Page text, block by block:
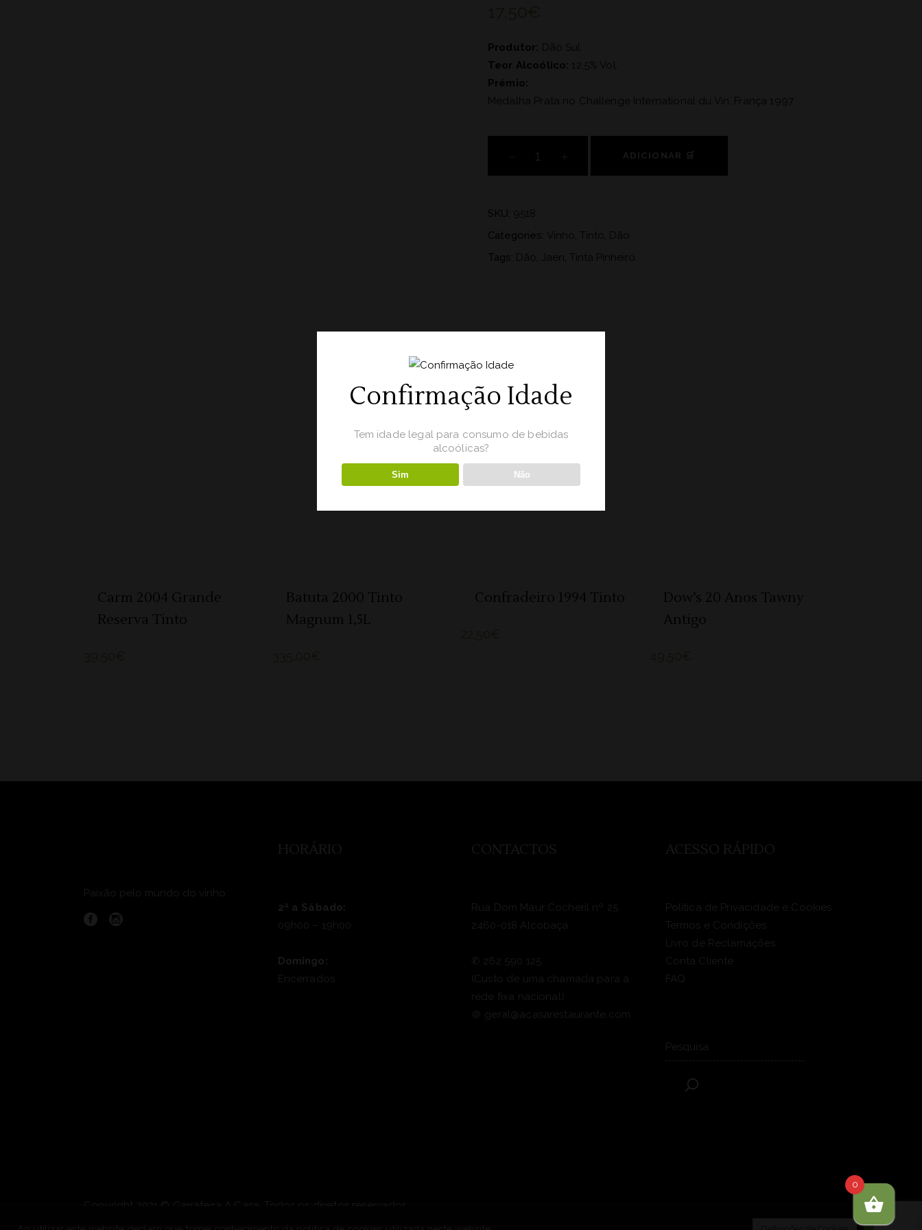
Produtor: Dão Sul
Teor Alcoólico: 12,5% Vol.
Prémio:
Medalha Prata no Challenge International du Vin, França 1997
Luiziannes
quantity
ADICIONAR 🛒
SKU: 9518
Categories:
Vinho , Tinto , Dão
Tags: Dão , Jaen , Tinta Pinheiro
Produtos relacionados
Carm 2004 Grande
Reserva Tinto
Batuta 2000 Tinto
Magnum 1,5L
Confradeiro 1994 Tinto
Dow’s 20 Anos Tawny
Antigo
Paixão pelo mundo do vinho.
HORÁRIO
2ª a Sábado:
09h00 – 19h00
Domingo:
Encerrados
CONTACTOS
Rua Dom Maur Cocheril nº 25
2460-018 Alcobaça
✆ 262 590 125
(Custo de uma chamada para a
rede fixa nacional)
＠ geral@acasarestaurante.com
ACESSO RÁPIDO
Política de Privacidade e Cookies
Termos e Condições
Livro de Reclamações
Conta Cliente
FAQ
Copyright 2021 © Garrafeira A Casa. Todos os direitos reservados.
0
Confirmação Idade
Tem idade legal para consumo de bebidas
alcoólicas?
Sim Não